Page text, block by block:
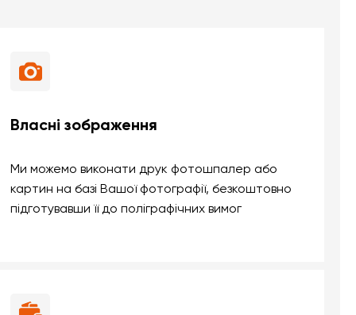
Власні зображення
Ми можемо виконати друк фотошпалер або
картин на базі Вашої фотографії, безкоштовно
підготувавши її до поліграфічних вимог